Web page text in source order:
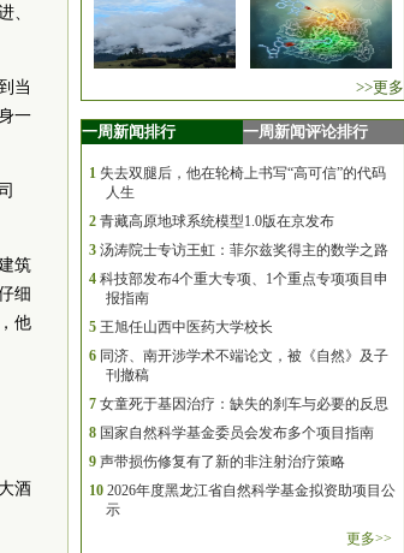
、
当
一
筑
细
他
酒
>>更多
一周新闻排行 一周新闻评论排行
1 失去双腿后，他在轮椅上书写“高可信”的代码
人生
2 青藏高原地球系统模型1.0版在京发布
3 汤涛院士专访王虹：菲尔兹奖得主的数学之路
4 科技部发布4个重大专项、1个重点专项项目申
报指南
5 王旭任山西中医药大学校长
6 同济、南开涉学术不端论文，被《自然》及子
刊撤稿
7 女童死于基因治疗：缺失的刹车与必要的反思
8 国家自然科学基金委员会发布多个项目指南
9 声带损伤修复有了新的非注射治疗策略
10 2026年度黑龙江省自然科学基金拟资助项目公
示
更多>>